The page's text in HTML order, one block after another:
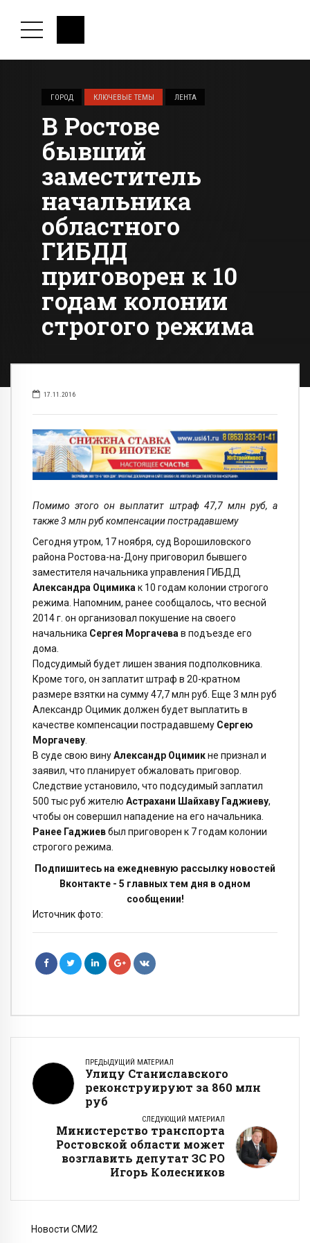
ГОРОД КЛЮЧЕВЫЕ ТЕМЫ ЛЕНТА
В Ростове
бывший
заместитель
начальника
областного
ГИБДД
приговорен к 10
годам колонии
строгого режима
17.11.2016
Помимо этого он выплатит штраф 47,7 млн руб, а
также 3 млн руб компенсации пострадавшему
Сегодня утром, 17 ноября, суд Ворошиловского
района Ростова-на-Дону приговорил бывшего
заместителя начальника управления ГИБДД
Александра Оцимикак 10 годам колонии строгого
режима. Напомним, ранее сообщалось, что весной
2014 г. он организовал покушение на своего
начальника Сергея Моргачевав подъезде его
дома.
Подсудимый будет лишен звания подполковника.
Кроме того, он заплатит штраф в 20-кратном
размере взятки на сумму 47,7 млн руб. Еще 3 млн руб
Александр Оцимик должен будет выплатить в
качестве компенсации пострадавшему Сергею
Моргачеву.
В суде свою винуАлександр Оцимикне признал и
заявил, что планирует обжаловать приговор.
Следствие установило, что подсудимый заплатил
500 тыс руб жителю Астрахани Шайхаву Гаджиеву,
чтобы он совершил нападение на его начальника.
Ранее Гаджиевбыл приговорен к 7 годам колонии
строгого режима.
Подпишитесь на ежедневную рассылку новостей
Вконтакте - 5 главных тем дня в одном
сообщении!
Источник фото:
ПРЕДЫДУЩИЙ МАТЕРИАЛ
Улицу Станиславского
реконструируют за 860 млн
руб
СЛЕДУЮЩИЙ МАТЕРИАЛ
Министерство транспорта
Ростовской области может
возглавить депутат ЗС РО
Игорь Колесников
Новости СМИ2